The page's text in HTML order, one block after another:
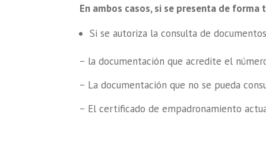
En ambos casos, si se presenta de
Si se autoriza la consulta de
− la documentación que acredite el
− La documentación que no se pueda
− El certificado de empadronamiento